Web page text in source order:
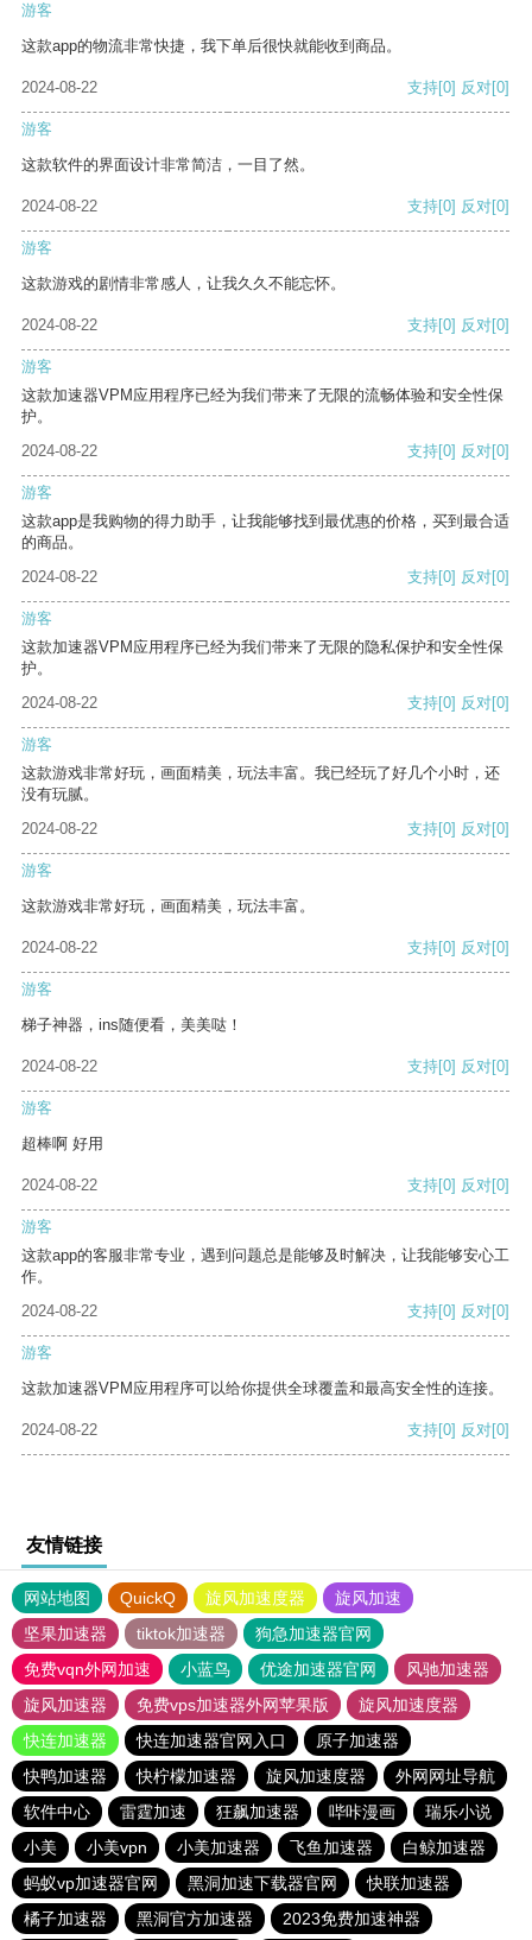
游客
这款app的物流非常快捷，我下单后很快就能收到商品。
2024-08-22 支持[0] 反对[0]
游客
这款软件的界面设计非常简洁，一目了然。
2024-08-22 支持[0] 反对[0]
游客
这款游戏的剧情非常感人，让我久久不能忘怀。
2024-08-22 支持[0] 反对[0]
游客
这款加速器VPM应用程序已经为我们带来了无限的流畅体验和安全性保
护。
2024-08-22
支持[0] 反对[0]
游客
这款app是我购物的得力助手，让我能够找到最优惠的价格，买到最合适
的商品。
2024-08-22
支持[0] 反对[0]
游客
这款加速器VPM应用程序已经为我们带来了无限的隐私保护和安全性保
护。
2024-08-22
支持[0] 反对[0]
游客
这款游戏非常好玩，画面精美，玩法丰富。我已经玩了好几个小时，还
没有玩腻。
2024-08-22
支持[0] 反对[0]
游客
这款游戏非常好玩，画面精美，玩法丰富。
2024-08-22 支持[0] 反对[0]
游客
梯子神器，ins随便看，美美哒！
2024-08-22 支持[0] 反对[0]
游客
超棒啊 好用
2024-08-22 支持[0] 反对[0]
游客
这款app的客服非常专业，遇到问题总是能够及时解决，让我能够安心工
作。
2024-08-22
支持[0] 反对[0]
游客
这款加速器VPM应用程序可以给你提供全球覆盖和最高安全性的连接。
2024-08-22 支持[0] 反对[0]
友情链接
网站地图 QuickQ 旋风加速度器
旋风加速
坚果加速器
tiktok加速器
狗急加速器官网
免费vqn外网加速
小蓝鸟 优途加速器官网
风驰加速器
旋风加速器
免费vps加速器外网苹果版
旋风加速度器
快连加速器
快连加速器官网入口
原子加速器
快鸭加速器
快柠檬加速器 旋风加速度器
外网网址导航
软件中心
雷霆加速 狂飙加速器 哔咔漫画
瑞乐小说
小美
小美vpn 小美加速器 飞鱼加速器
白鲸加速器
蚂蚁vp加速器官网
黑洞加速下载器官网
快联加速器
橘子加速器
黑洞官方加速器 2023免费加速神器